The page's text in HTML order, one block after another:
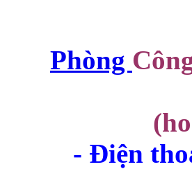
Phòng
- Điện